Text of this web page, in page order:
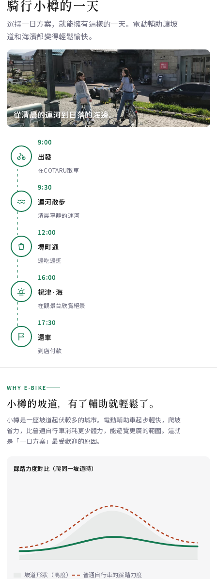
騎行小樽的一天
選擇一日方案，就能擁有這樣的一天。電動輔助讓坡
道和海濱都變得輕鬆愉快。
從清晨的運河到日落的海邊。
9:00
出發
在COTARU取車
9:30
運河散步
清晨寧靜的運河
12:00
堺町通
邊吃邊逛
16:00
祝津·海
在觀景台欣賞絕景
17:30
還車
到店付款
WHY E-BIKE
小樽的坡道，有了輔助就輕鬆了。
小樽是一座坡道起伏較多的城市。電動輔助車起步輕快，爬坡
省力，比普通自行車消耗更少體力，能遊覽更廣的範圍。這就
是「一日方案」最受歡迎的原因。
踩踏力度對比（爬同一坡道時）
坡道形狀（高度）
普通自行車的踩踏力度